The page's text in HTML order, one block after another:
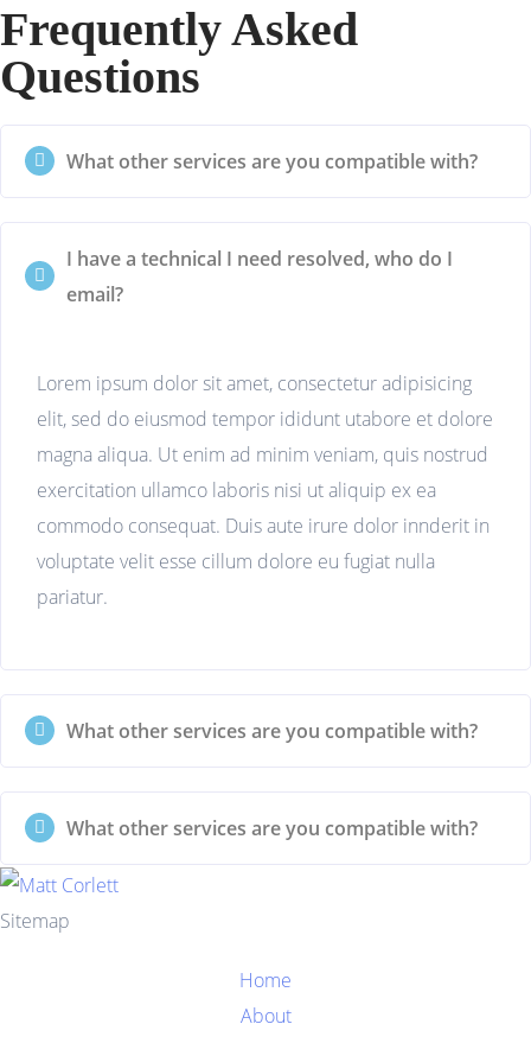
Frequently Asked
Questions
What other services are you compatible with?
I have a technical I need resolved, who do I
email?
Lorem ipsum dolor sit amet, consectetur adipisicing
elit, sed do eiusmod tempor ididunt utabore et dolore
magna aliqua. Ut enim ad minim veniam, quis nostrud
exercitation ullamco laboris nisi ut aliquip ex ea
commodo consequat. Duis aute irure dolor innderit in
voluptate velit esse cillum dolore eu fugiat nulla
pariatur.
What other services are you compatible with?
What other services are you compatible with?
Sitemap
Home
About